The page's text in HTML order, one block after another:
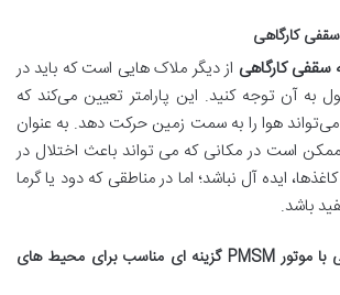
کارگاهی
سقفی کارگاهی از دیگر ملاک هایی است که باید در
به آن توجه کنید. این پارامتر تعیین می‌کند که
هوا را به سمت زمین حرکت دهد. به عنوان
است در مکانی که می تواند باعث اختلال در
ایده آل نباشد؛ اما در مناطقی که دود یا گرما
باشد.
چرا پنکه سقفی کارگاهی با موتور PMSM گزینه ای مناسب برای محیط های